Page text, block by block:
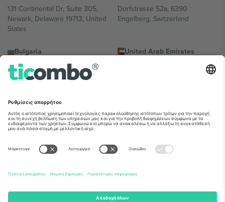
131 Continental Dr, Suite 305,
Newark, Delaware 19713, United
States
Dorfstrasse 52a, 6390
Engelberg, Switzerland
Bulgaria
Regus Sofia City West, bul
Totleben 53-55, 1606 Sofia,
United Arab Emirates
UAE Dubai Silicon Oasis, DDP
Building A1, Office 302, Dubai,
Mexico
Av Chapultepec 360, Roma
Norte, Cuauhtémoc, 06700
Ciudad de México, CDMX,
Mexico
Η νομική οντότητα του παρόχου πλατφόρμας ενδέχεται να
τομέα. Για λεπτομέρειες ανατρέξτε στη σελίδα της συγκεκριμένης